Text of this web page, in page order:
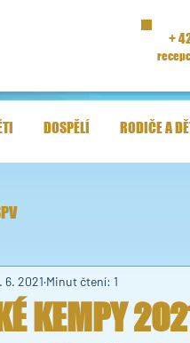
+
DOSPĚLÍ RODIČE A
KEMPY
6. 2021 Minut čtení: 1